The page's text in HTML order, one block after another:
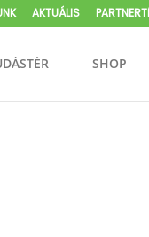
AKTUÁLIS
SHOP